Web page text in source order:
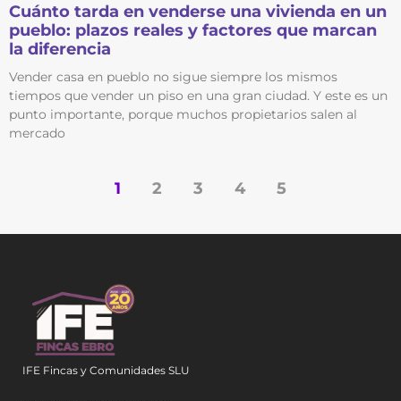
Cuánto tarda en venderse una vivienda en un
pueblo: plazos reales y factores que marcan
la diferencia
Vender casa en pueblo no sigue siempre los mismos
tiempos que vender un piso en una gran ciudad. Y este es un
punto importante, porque muchos propietarios salen al
mercado
1 2 3 4 5
IFE Fincas y Comunidades SLU